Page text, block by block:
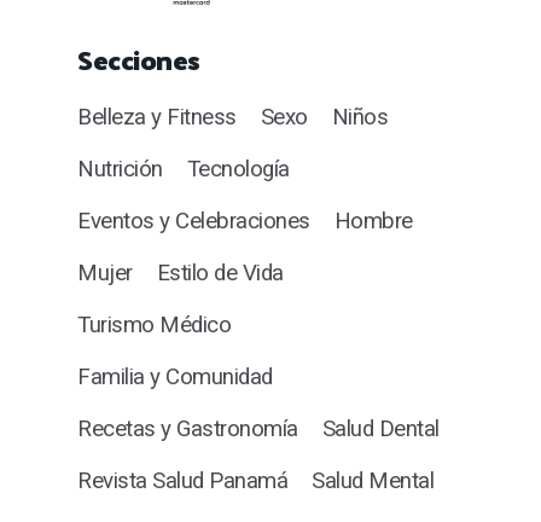
Secciones
Belleza y Fitness Sexo
Niños
Nutrición
Tecnología
Eventos y Celebraciones
Hombre
Mujer
Estilo de Vida
Turismo Médico
Familia y Comunidad
Recetas y Gastronomía
Salud Dental
Revista Salud Panamá
Salud Mental